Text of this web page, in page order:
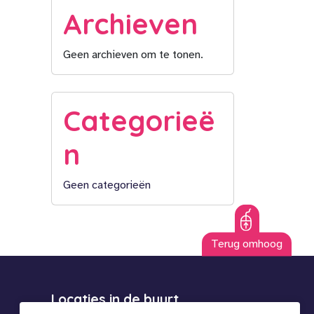
Archieven
Geen archieven om te tonen.
Categorieë
n
Geen categorieën
Terug omhoog
Locaties in de buurt